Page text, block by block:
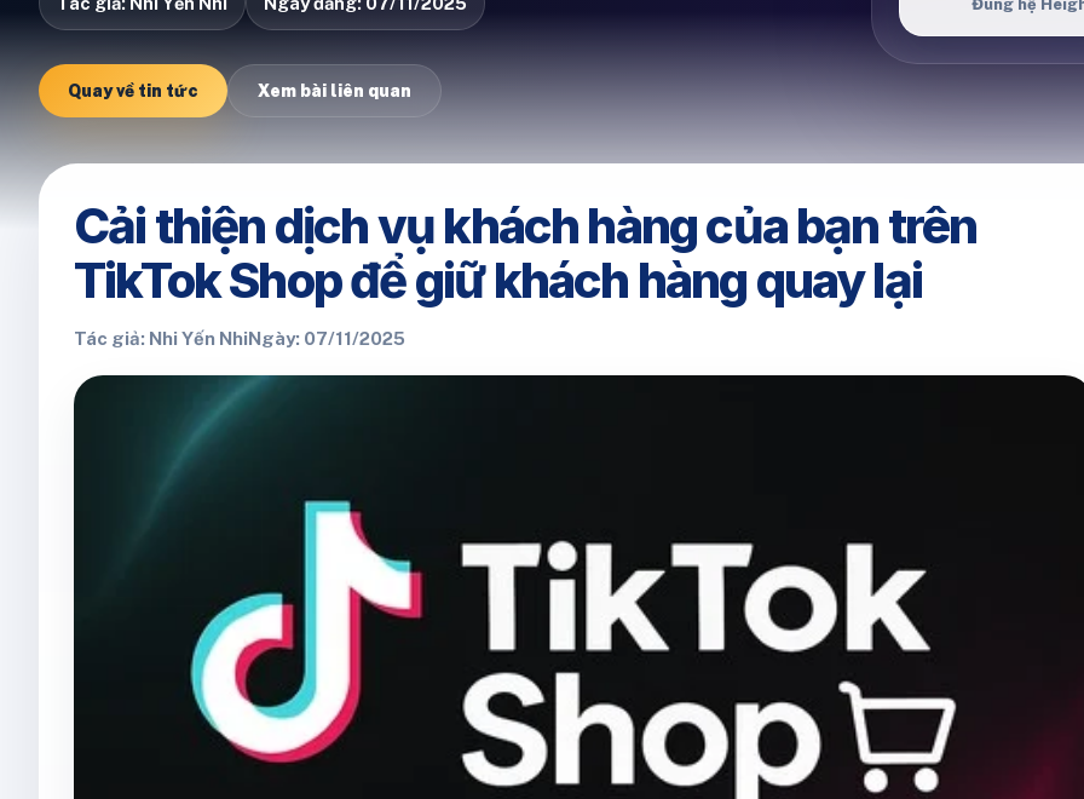
Quay về tin tức Xem bài liên quan
Đúng hệ
Cải thiện dịch vụ khách hàng của bạn trên
TikTok Shop để giữ khách hàng quay lại
Tác giả: Nhi Yến NhiNgày: 07/11/2025